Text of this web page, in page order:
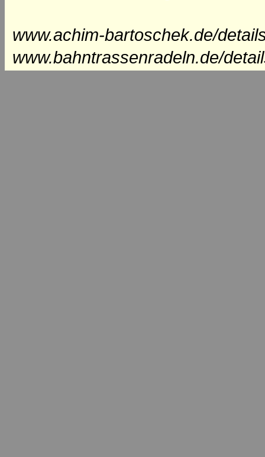
www.achim-bartoschek.de/
www.bahntrassenradeln.de/